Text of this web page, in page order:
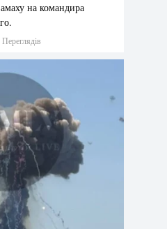
на командира
Переглядів